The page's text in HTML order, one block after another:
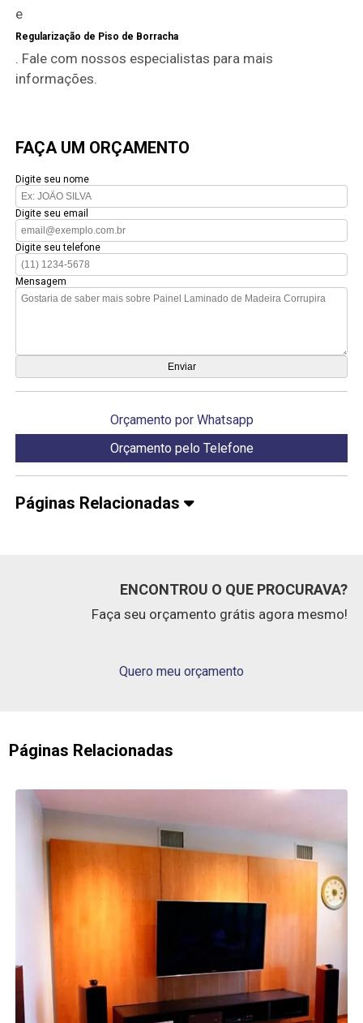
e
Regularização de Piso de Borracha
. Fale com nossos especialistas para mais
informações.
FAÇA UM ORÇAMENTO
Digite seu nome
Digite seu email
Digite seu telefone
Mensagem
Orçamento por Whatsapp
Orçamento pelo Telefone
Páginas Relacionadas
ENCONTROU O QUE PROCURAVA?
Faça seu orçamento grátis agora mesmo!
Quero meu orçamento
Páginas Relacionadas